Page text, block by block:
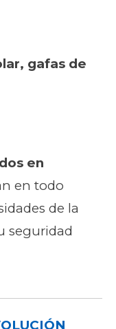
gafas de
en
en todo
de la
seguridad